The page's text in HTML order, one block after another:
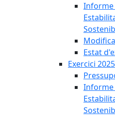
Estat
Exercici 2025